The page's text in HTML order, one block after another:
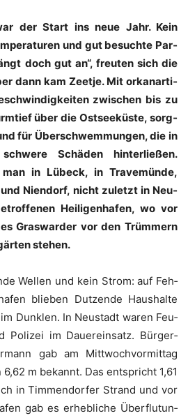
der Start ins neue Jahr. Kein
und gut besuch­te Par­
doch gut an“, freu­ten sich die
dann kam Zeet­je. Mit orkan­ar­ti­
zwi­schen bis zu
über die Ost­see­küs­te, sorg­
für Über­schwem­mun­gen, die in
Schä­den hin­ter­lie­ßen.
man in Lübeck, in Tra­ve­mün­de,
Nien­dorf, nicht zuletzt in Neu­
Hei­li­gen­ha­fen, wo vor
Gras­war­der vor den Trüm­mern
stehen.
Wel­len und kein Strom: auf Feh­
blie­ben Dut­zen­de Haus­hal­te
Dunk­len. In Neu­stadt waren Feu­
Poli­zei im Dau­er­ein­satz. Bür­ger­
gab am Mitt­woch­vor­mit­tag
m bekannt. Das ent­spricht 1,61
in Tim­men­dor­fer Strand und vor
gab es erheb­li­che Über­flu­tun­